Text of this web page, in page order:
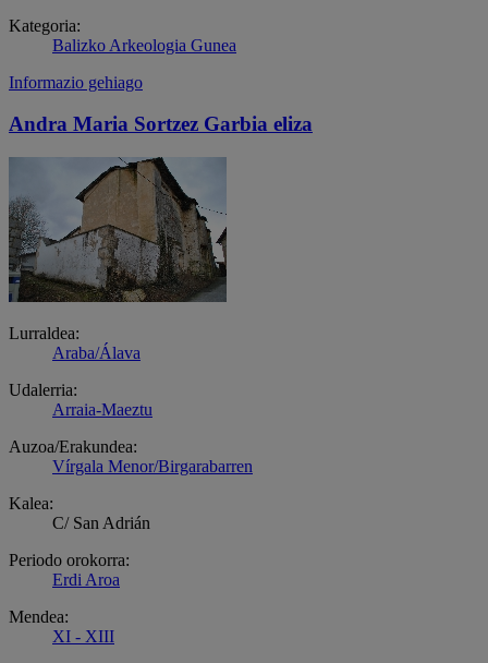
Kategoria:
Balizko Arkeologia Gunea
Informazio gehiago
Andra Maria Sortzez Garbia eliza
Lurraldea:
Araba/Álava
Udalerria:
Arraia-Maeztu
Auzoa/Erakundea:
Vírgala Menor/Birgarabarren
Kalea:
C/ San Adrián
Periodo orokorra:
Erdi Aroa
Mendea:
XI - XIII